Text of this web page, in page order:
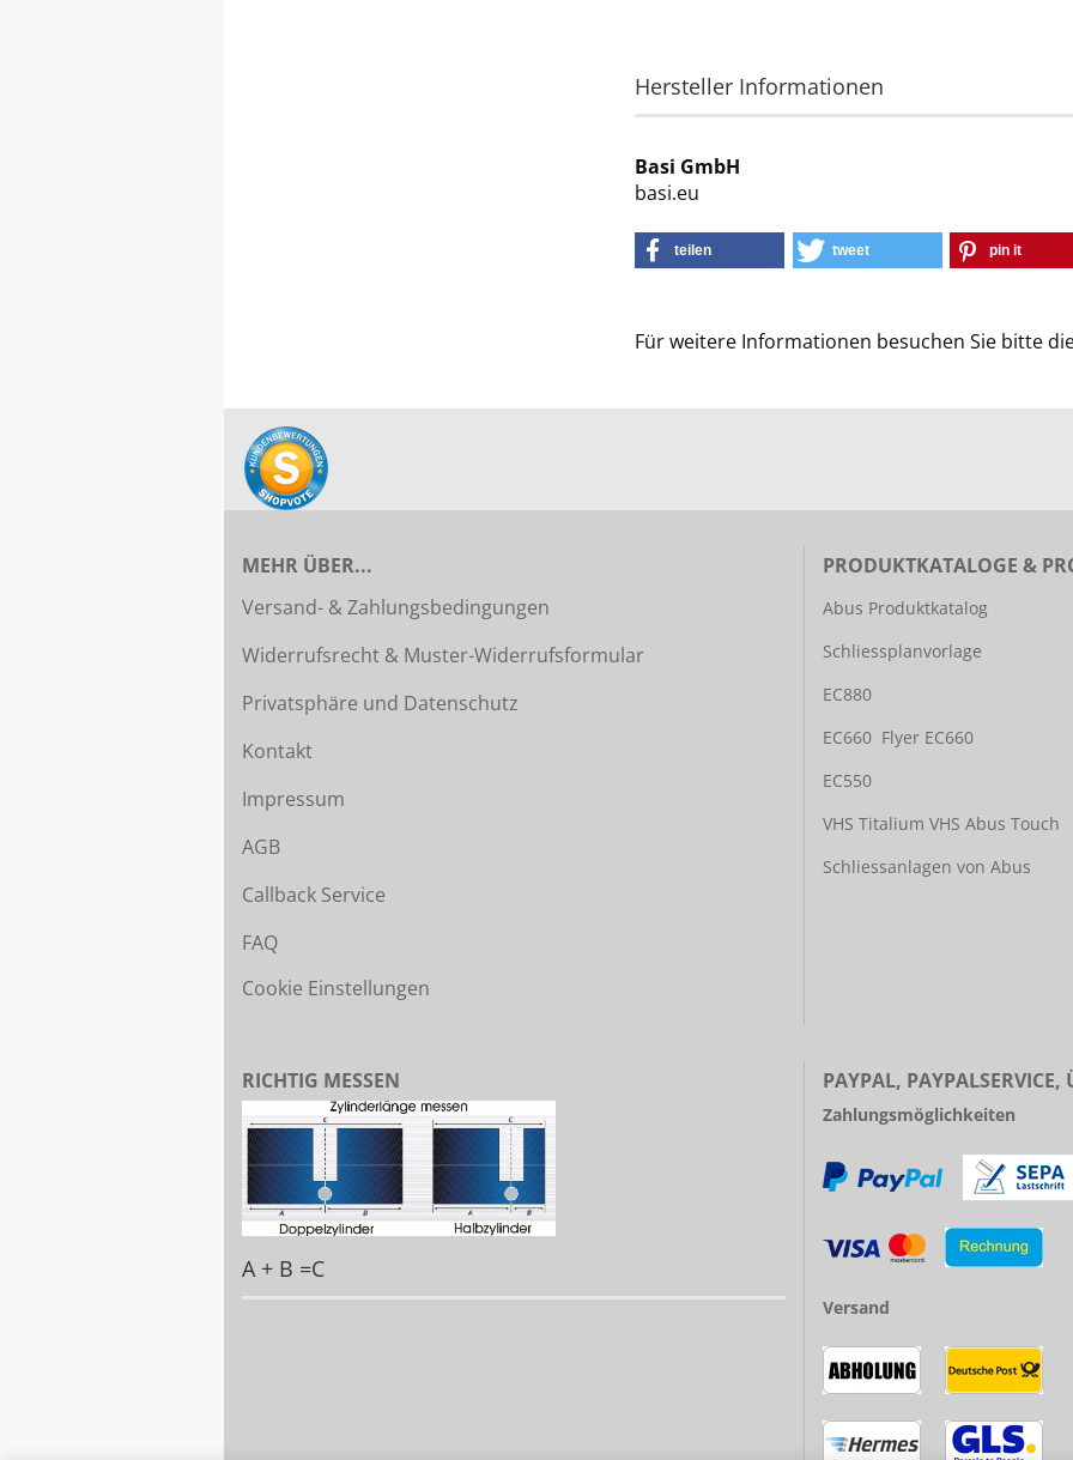
Hersteller Informationen
Basi GmbH
basi.eu
teilen tweet pin it
Für weitere Informationen besuchen Sie bitte
MEHR ÜBER...
Versand- & Zahlungsbedingungen
Widerrufsrecht & Muster-Widerrufsformular
Privatsphäre und Datenschutz
Kontakt
Impressum
AGB
Callback Service
FAQ
Cookie Einstellungen
PRODUKTKATALOGE &
Abus Produktkatalog
Schliessplanvorlage
EC880
EC660 Flyer EC660
EC550
VHS Titalium VHS Abus Touch
Schliessanlagen von Abus
RICHTIG MESSEN
A + B =C
PAYPAL, PAYPALSERVICE,
Zahlungsmöglichkeiten
Versand